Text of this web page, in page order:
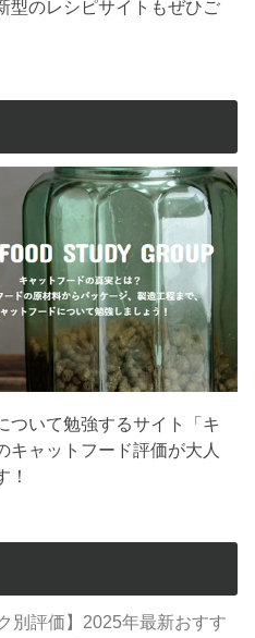
型のレシピサイトもぜひご
ついて勉強するサイト「キ
キャットフード評価が大人
！
別評価】2025年最新おすす